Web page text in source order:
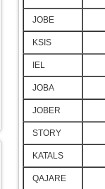
JOBE
KSIS
IEL
JOBA
JOBER
STORY
KATALS
QAJARE